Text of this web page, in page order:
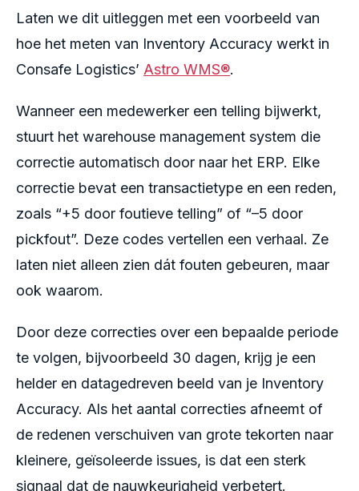
Laten we dit uitleggen met een voorbeeld van
hoe het meten van Inventory Accuracy werkt in
Consafe Logistics’ Astro WMS®.
Wanneer een medewerker een telling bijwerkt,
stuurt het warehouse management system die
correctie automatisch door naar het ERP. Elke
correctie bevat een transactietype en een reden,
zoals “+5 door foutieve telling” of “–5 door
pickfout”. Deze codes vertellen een verhaal. Ze
laten niet alleen zien dát fouten gebeuren, maar
ook waarom.
Door deze correcties over een bepaalde periode
te volgen, bijvoorbeeld 30 dagen, krijg je een
helder en datagedreven beeld van je Inventory
Accuracy. Als het aantal correcties afneemt of
de redenen verschuiven van grote tekorten naar
kleinere, geïsoleerde issues, is dat een sterk
signaal dat de nauwkeurigheid verbetert.